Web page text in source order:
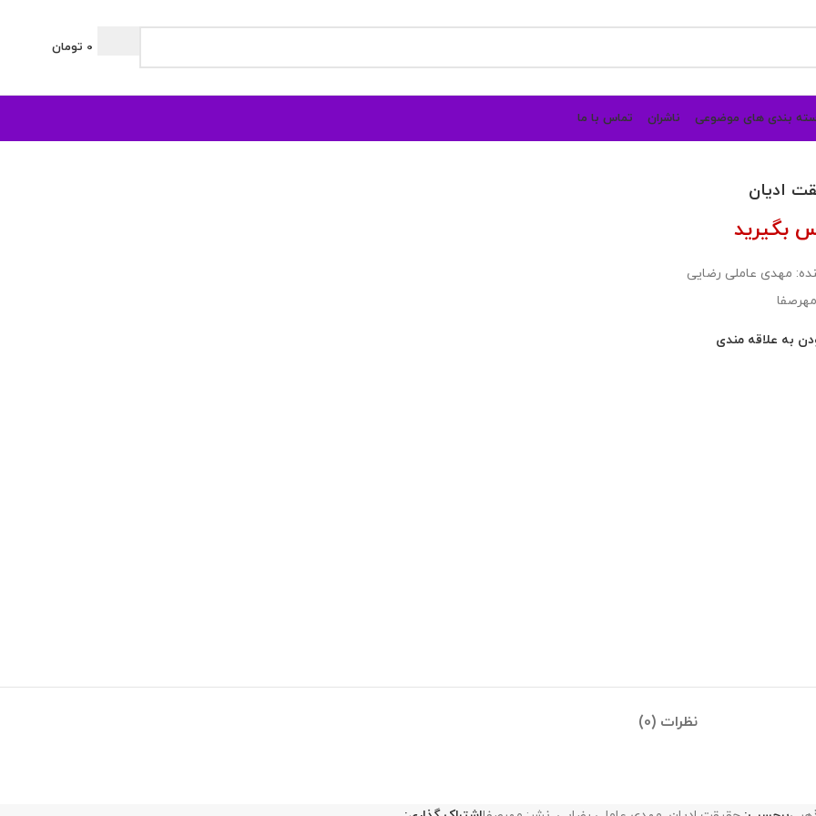
0 تومان
بندی های موضوعی ناشران تماس با ما
ادیان
بگیرید
مهدی عاملی رضایی
به علاقه مندی
نظرات (0)